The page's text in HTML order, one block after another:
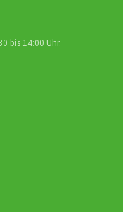
bis 14:00 Uhr.